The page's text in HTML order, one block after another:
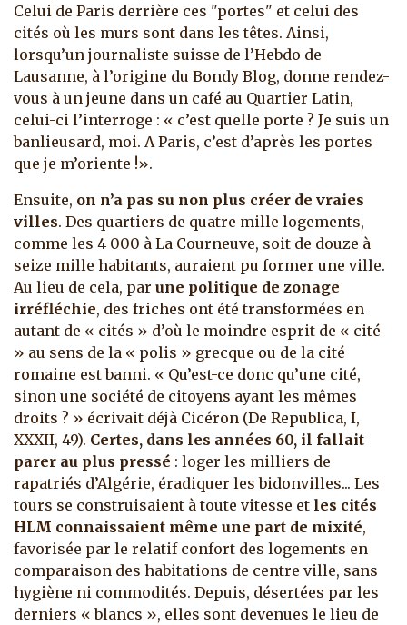
Celui de Paris derrière ces "portes" et celui des
cités où les murs sont dans les têtes. Ainsi,
lorsqu’un journaliste suisse de l’Hebdo de
Lausanne, à l’origine du Bondy Blog, donne rendez-
vous à un jeune dans un café au Quartier Latin,
celui-ci l’interroge : « c’est quelle porte ? Je suis un
banlieusard, moi. A Paris, c’est d’après les portes
que je m’oriente !».
Ensuite, on n’a pas su non plus créer de vraies
villes. Des quartiers de quatre mille logements,
comme les 4 000 à La Courneuve, soit de douze à
seize mille habitants, auraient pu former une ville.
Au lieu de cela, par une politique de zonage
irréfléchie, des friches ont été transformées en
autant de « cités » d’où le moindre esprit de « cité
» au sens de la « polis » grecque ou de la cité
romaine est banni. « Qu’est-ce donc qu’une cité,
sinon une société de citoyens ayant les mêmes
droits ? » écrivait déjà Cicéron (De Republica, I,
XXXII, 49). Certes, dans les années 60, il fallait
parer au plus pressé : loger les milliers de
rapatriés d’Algérie, éradiquer les bidonvilles... Les
tours se construisaient à toute vitesse et les cités
HLM connaissaient même une part de mixité,
favorisée par le relatif confort des logements en
comparaison des habitations de centre ville, sans
hygiène ni commodités. Depuis, désertées par les
derniers « blancs », elles sont devenues le lieu de